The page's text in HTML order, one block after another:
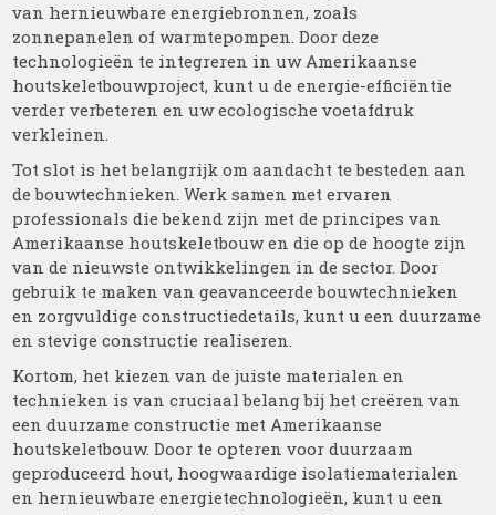
van hernieuwbare energiebronnen, zoals
zonnepanelen of warmtepompen. Door deze
technologieën te integreren in uw Amerikaanse
houtskeletbouwproject, kunt u de energie-efficiëntie
verder verbeteren en uw ecologische voetafdruk
verkleinen.
Tot slot is het belangrijk om aandacht te besteden aan
de bouwtechnieken. Werk samen met ervaren
professionals die bekend zijn met de principes van
Amerikaanse houtskeletbouw en die op de hoogte zijn
van de nieuwste ontwikkelingen in de sector. Door
gebruik te maken van geavanceerde bouwtechnieken
en zorgvuldige constructiedetails, kunt u een duurzame
en stevige constructie realiseren.
Kortom, het kiezen van de juiste materialen en
technieken is van cruciaal belang bij het creëren van
een duurzame constructie met Amerikaanse
houtskeletbouw. Door te opteren voor duurzaam
geproduceerd hout, hoogwaardige isolatiematerialen
en hernieuwbare energietechnologieën, kunt u een